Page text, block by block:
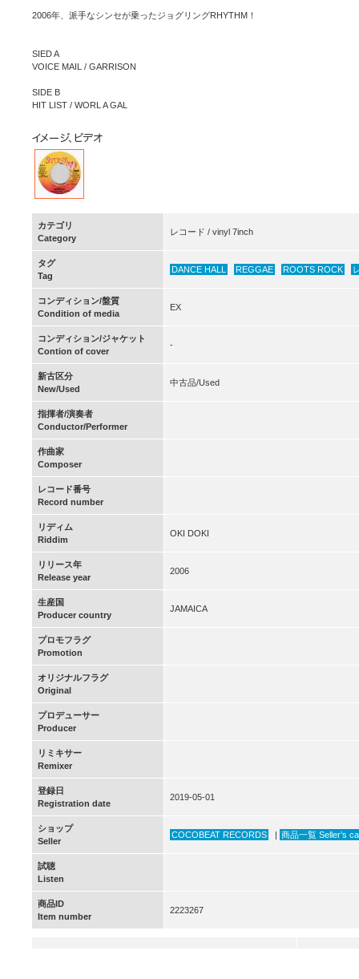
2006年、派手なシンセが乗ったジョグリングRHYTHM！
SIED A
VOICE MAIL / GARRISON
SIDE B
HIT LIST / WORL A GAL
カテゴリ
Category
レコード / vinyl 7inch
タグ
Tag
DANCE HALL REGGAE ROOTS ROCK
コンディション/盤質
Condition of media
EX
コンディション/ジャケット
Contion of cover
-
新古区分
New/Used
中古品/Used
指揮者/演奏者
Conductor/Performer
作曲家
Composer
レコード番号
Record number
リディム
Riddim
OKI DOKI
リリース年
Release year
2006
生産国
Producer country
JAMAICA
プロモフラグ
Promotion
オリジナルフラグ
Original
プロデューサー
Producer
リミキサー
Remixer
登録日
Registration date
2019-05-01
ショップ
Seller
COCOBEAT RECORDS | 商品一覧 Seller’s
試聴
Listen
商品ID
Item number
2223267